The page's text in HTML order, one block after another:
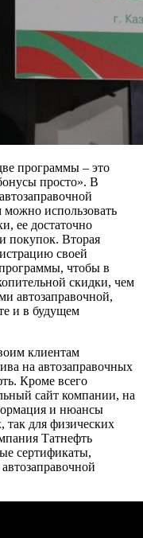
программы – это
просто». В
можно использовать
ее достаточно
покупок. Вторая
своей
чтобы в
скидки, чем
автозаправочной,
и в будущем
клиентам
на автозаправочных
Кроме всего
сайт компании, на
и нюансы
так для физических
Татнефть
сертификаты,